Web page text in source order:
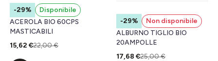
-29%
Disponibile
ACEROLA BIO 60CPS
MASTICABILI
15,62 €22,00 €
-29%
Non disponibile
ALBURNO TIGLIO BIO
20AMPOLLE
17,68 €25,00 €